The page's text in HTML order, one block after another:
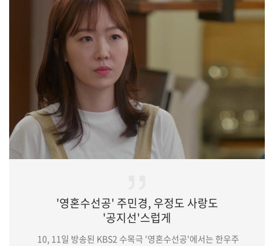
붙잡기 위해 나선 서정원의 복잡 미묘한 심리를 탁월하게
그려냈다. 또한 도아를 두고 떠난, 엄마답지 못한 자신의 상황에
어떻게 해야 할지 모르는 서정원의 심리를 섬세하게 풀어내
몰입도를 끌어올렸다.한편 …
'영혼수선공' 주민경, 우정도 사랑도
'공지선'스럽게
10, 11일 방송된 KBS2 수목극 '영혼수선공'에서는 한우주